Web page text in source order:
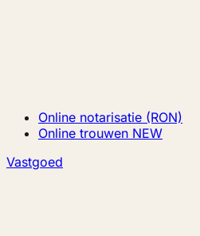
Online notarisatie (RON)
Online trouwen NEW
Vastgoed